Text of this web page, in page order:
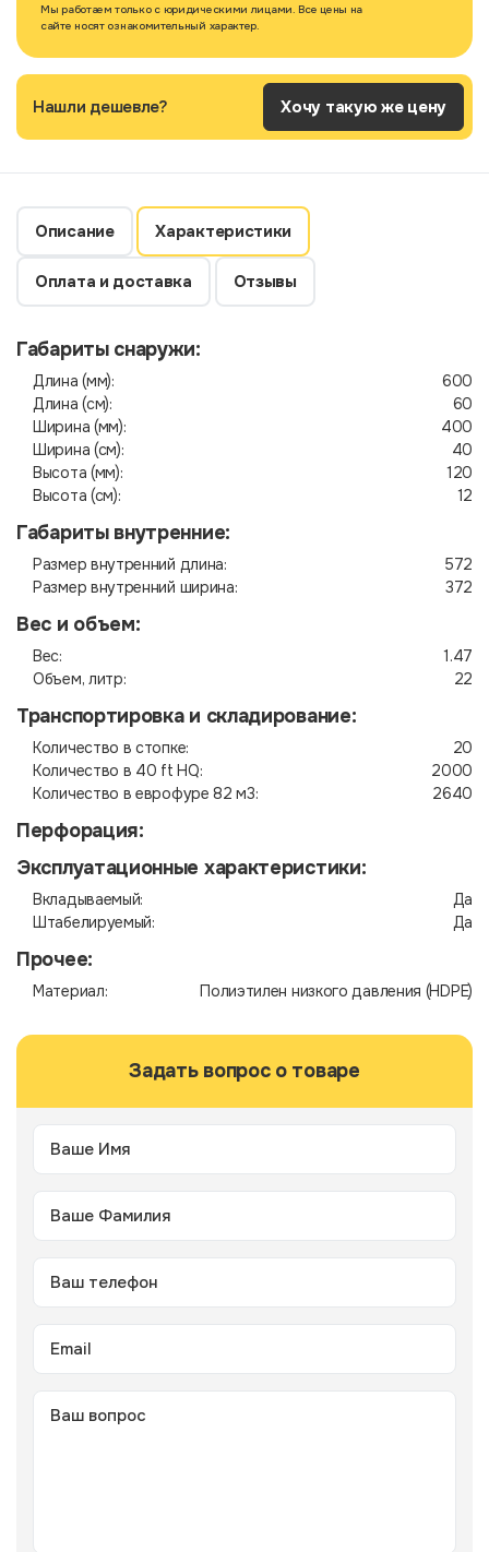
Мы работаем только с юридическими лицами. Все цены на
сайте носят ознакомительный характер.
Нашли дешевле? Хочу такую же цену
Описание Характеристики
Оплата и доставка Отзывы
Габариты снаружи:
Длина (мм):
600
Длина (см):
60
Ширина (мм):
400
Ширина (см):
40
Высота (мм):
120
Высота (см):
12
Габариты внутренние:
Размер внутренний длина:
572
Размер внутренний ширина:
372
Вес и объем:
Вес:
1.47
Объем, литр:
22
Транспортировка и складирование:
Количество в стопке:
20
Количество в 40 ft HQ:
2000
Количество в еврофуре 82 м3:
2640
Перфорация:
Эксплуатационные характеристики:
Вкладываемый:
Да
Штабелируемый:
Да
Прочее:
Материал: Полиэтилен низкого давления (HDPE)
Задать вопрос о товаре